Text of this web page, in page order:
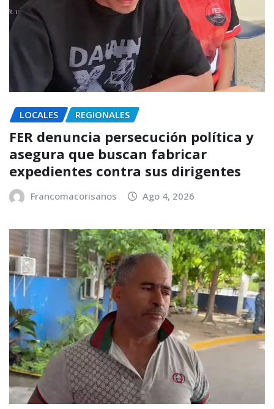
LOCALES REGIONALES
FER denuncia persecución política y
asegura que buscan fabricar
expedientes contra sus dirigentes
Francomacorisanos Ago 4, 2026